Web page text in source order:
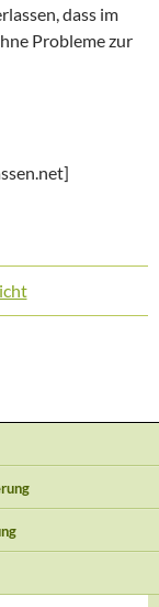
dass im
Probleme zur